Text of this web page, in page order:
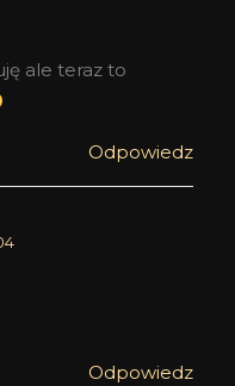
ale teraz to
Odpowiedz
Odpowiedz